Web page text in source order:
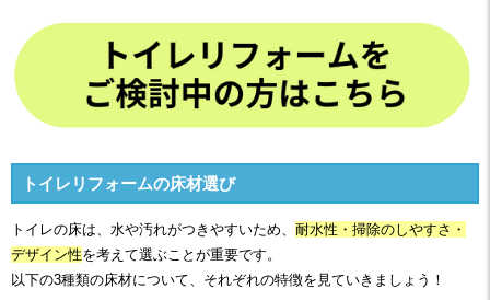
トイレリフォームの床材選び
トイレの床は、水や汚れがつきやすいため、 耐水性・掃除のしやすさ・
デザイン性を考えて選ぶことが重要です。
以下の3種類の床材について、それぞれの特徴を見ていきましょう！